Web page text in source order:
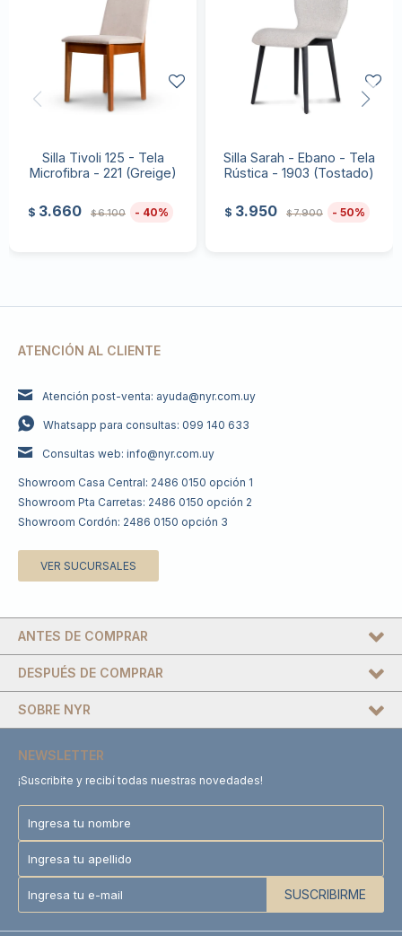
Silla Tivoli 125 - Tela
Microfibra - 221 (Greige)
$ 3.660 $6.100 40
Silla Sarah - Ebano - Tela
Rústica - 1903 (Tostado)
$ 3.950 $7.900 50
ATENCIÓN AL CLIENTE
Atención post-venta: ayuda@nyr.com.uy
Whatsapp para consultas: 099 140 633
Consultas web: info@nyr.com.uy
Showroom Casa Central: 2486 0150 opción 1
Showroom Pta Carretas: 2486 0150 opción 2
Showroom Cordón: 2486 0150 opción 3
VER SUCURSALES
DESPUÉS DE COMPRAR
SOBRE NYR
ANTES DE COMPRAR
NEWSLETTER
¡Suscribite y recibí todas nuestras novedades!
SUSCRIBIRME